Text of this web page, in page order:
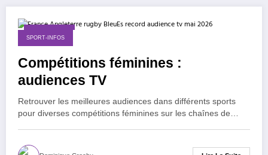
17 mai 2026
SPORT-INFOS
Compétitions féminines :
audiences TV
Retrouver les meilleures audiences dans différents sports
pour diverses compétitions féminines sur les chaînes de…